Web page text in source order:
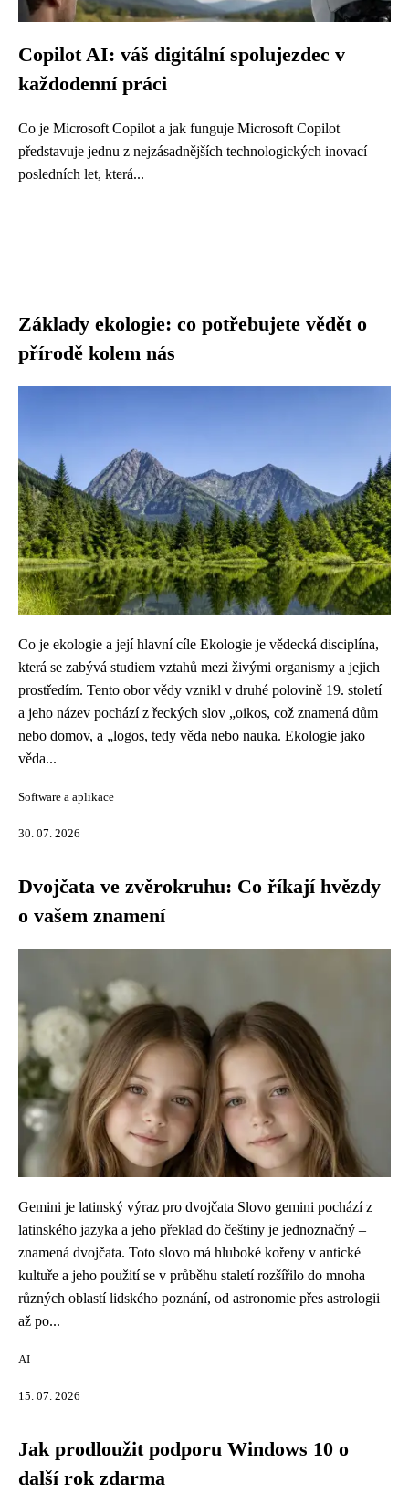
Copilot AI: váš digitální spolujezdec v
každodenní práci
Co je Microsoft Copilot a jak funguje Microsoft Copilot
představuje jednu z nejzásadnějších technologických inovací
posledních let, která...
Základy ekologie: co potřebujete vědět o
přírodě kolem nás
Co je ekologie a její hlavní cíle Ekologie je vědecká disciplína,
která se zabývá studiem vztahů mezi živými organismy a jejich
prostředím. Tento obor vědy vznikl v druhé polovině 19. století
a jeho název pochází z řeckých slov „oikos, což znamená dům
nebo domov, a „logos, tedy věda nebo nauka. Ekologie jako
věda...
Software a aplikace
30. 07. 2026
Dvojčata ve zvěrokruhu: Co říkají hvězdy
o vašem znamení
Gemini je latinský výraz pro dvojčata Slovo gemini pochází z
latinského jazyka a jeho překlad do češtiny je jednoznačný –
znamená dvojčata. Toto slovo má hluboké kořeny v antické
kultuře a jeho použití se v průběhu staletí rozšířilo do mnoha
různých oblastí lidského poznání, od astronomie přes astrologii
až po...
AI
15. 07. 2026
Jak prodloužit podporu Windows 10 o
další rok zdarma